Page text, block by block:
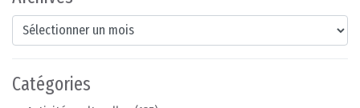
Archives
Catégories